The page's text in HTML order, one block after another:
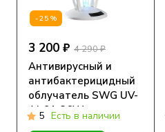
-25%
3 200 ₽ 4 290 ₽
Антивирусный и
антибактерицидный
облучатель SWG UV-
AJ-01-36W c
датчиком движения
5 Есть в наличии